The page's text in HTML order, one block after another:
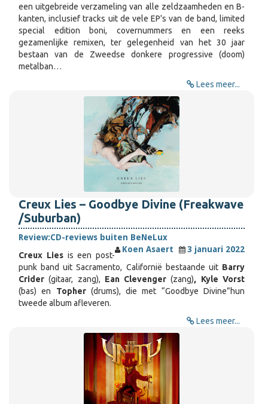
een uitgebreide verzameling van alle zeldzaamheden en B-
kanten, inclusief tracks uit de vele EP's van de band, limited
special edition boni, covernummers en een reeks
gezamenlijke remixen, ter gelegenheid van het 30 jaar
bestaan van de Zweedse donkere progressive (doom)
metalban…
Lees meer...
Creux Lies – Goodbye Divine (Freakwave
/Suburban)
Review:CD-reviews buiten BeNeLux
Koen Asaert
3 januari 2022
Creux Liesis een post-
punk band uit Sacramento, Californië bestaande uit Barry
Crider (gitaar, zang), Ean Clevenger(zang), Kyle Vorst
(bas) en Topher (drums), die met “Goodbye Divine”hun
tweede album afleveren.
Lees meer...